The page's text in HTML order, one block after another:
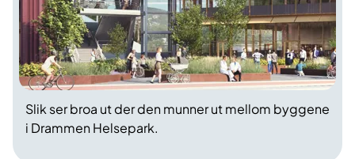
Slik ser broa ut der den munner ut mellom byggene
i Drammen Helsepark.